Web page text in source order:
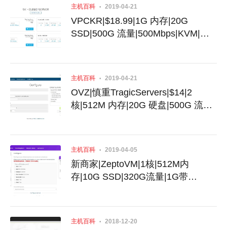
主机百科 2019-04-21
VPCKR|$18.99|1G 内存|20G
SSD|500G 流量|500Mbps|KVM|韩
主机百科 2019-04-21
OVZ|慎重TragicServers|$14|2
核|512M 内存|20G 硬盘|500G 流
主机百科 2019-04-05
新商家|ZeptoVM|1核|512M内
存|10G SSD|320G流量|1G带
主机百科 2018-12-20